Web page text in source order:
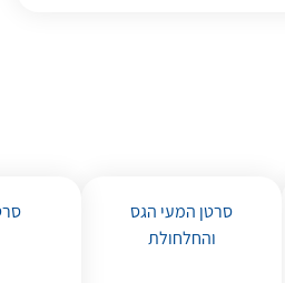
סרטן המעי הגס
והחלחולת